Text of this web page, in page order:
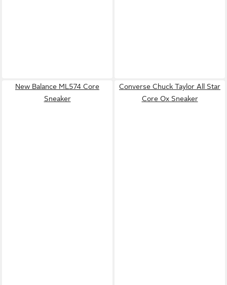
New Balance ML574 Core
Sneaker
Converse Chuck Taylor All Star
Core Ox Sneaker